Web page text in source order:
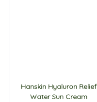
Hanskin Hyaluron Relief
Water Sun Cream